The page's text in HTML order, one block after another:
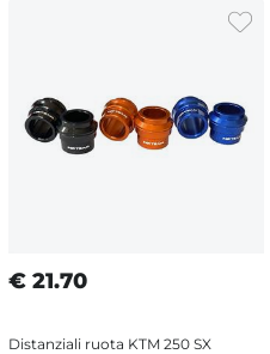
€ 21.70
Distanziali ruota KTM 250 SX